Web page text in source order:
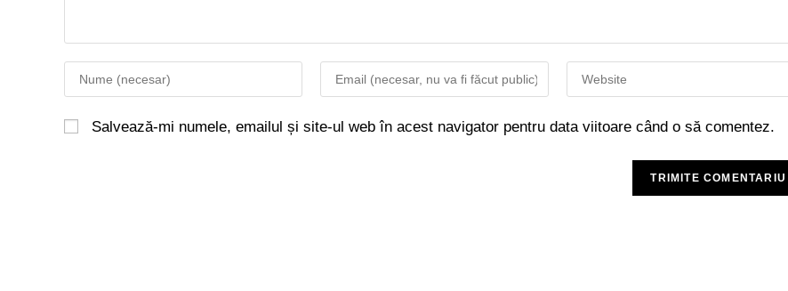
Salvează-mi numele, emailul și site-ul web în acest navigator pentru data viitoare când o să comentez.